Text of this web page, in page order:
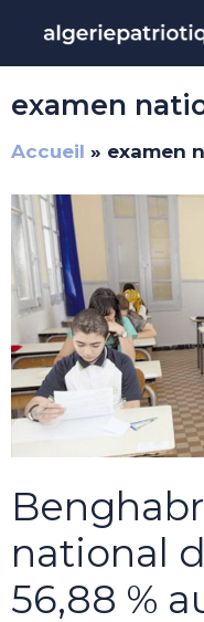
contenu
examen
Accueil » examen
national
56,88 %